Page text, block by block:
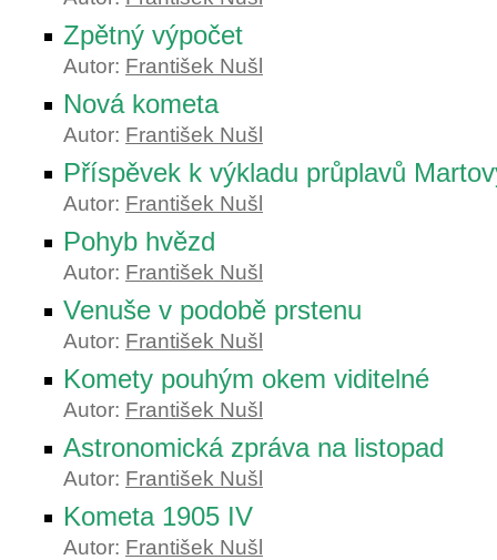
Zpětný výpočet
Autor: František Nušl
Nová kometa
Autor: František Nušl
Příspěvek k výkladu průplavů
Autor: František Nušl
Pohyb hvězd
Autor: František Nušl
Venuše v podobě prstenu
Autor: František Nušl
Komety pouhým okem viditelné
Autor: František Nušl
Astronomická zpráva na listopad
Autor: František Nušl
Kometa 1905 IV
Autor: František Nušl